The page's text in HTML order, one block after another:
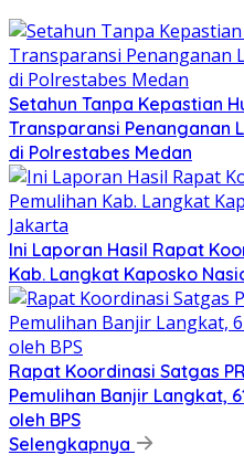
Setahun Tanpa Kepastian
Transparansi Penanganan
di Polrestabes Medan
Ini Laporan Hasil Rapat
Kab. Langkat Kaposko
Rapat Koordinasi Satgas
Pemulihan Banjir Langkat,
oleh BPS
Selengkapnya